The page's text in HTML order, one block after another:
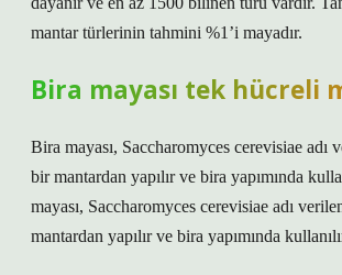
mantar türlerinin tahmini %1’i mayadır.
Bira mayası tek hücreli
Bira mayası, Saccharomyces cerevisiae adı
bir mantardan yapılır ve bira yapımında
mayası, Saccharomyces cerevisiae adı
mantardan yapılır ve bira yapımında